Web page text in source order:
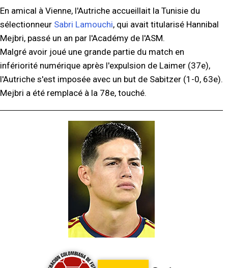
En amical à Vienne, l'Autriche accueillait la Tunisie du
sélectionneur Sabri Lamouchi, qui avait titularisé Hannibal
Mejbri, passé un an par l'Académy de l'ASM.
Malgré avoir joué une grande partie du match en
infériorité numérique après l'expulsion de Laimer (37e),
l'Autriche s'est imposée avec un but de Sabitzer (1-0, 63e).
Mejbri a été remplacé à la 78e, touché.